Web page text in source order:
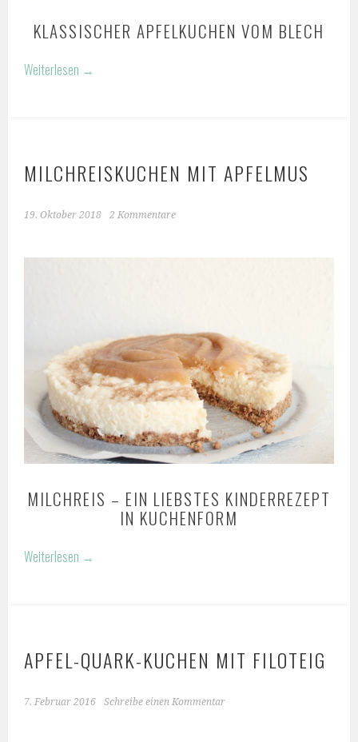
KLASSISCHER APFELKUCHEN VOM BLECH
Weiterlesen →
MILCHREISKUCHEN MIT APFELMUS
19. Oktober 2018 2 Kommentare
MILCHREIS – EIN LIEBSTES KINDERREZEPT
IN KUCHENFORM
Weiterlesen →
APFEL-QUARK-KUCHEN MIT FILOTEIG
7. Februar 2016 Schreibe einen Kommentar